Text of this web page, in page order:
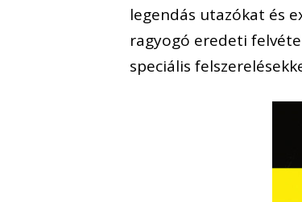
legendás utazókat és
ragyogó eredeti
speciális